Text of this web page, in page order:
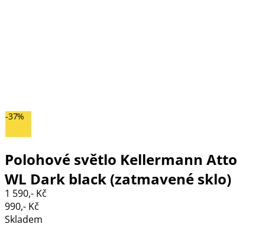
-37%
Polohové světlo Kellermann Atto
WL Dark black (zatmavené sklo)
1 590,- Kč
990,- Kč
Skladem